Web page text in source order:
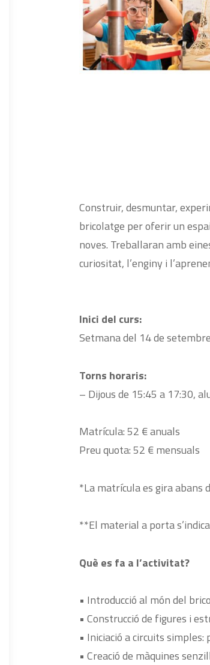
Construir, desmuntar,
bricolatge per oferir un
noves. Treballaran amb
curiositat, l’enginy i
Inici del curs:
Setmana del 14 de
Torns horaris:
– Dijous de 15:45 a 17:30,
Matrícula: 52 € anuals
Preu quota: 52 € mensuals
*La matrícula es gira abans
**El material a porta
Què es fa a l’activitat?
• Introducció al món del
• Construcció de figures i
• Iniciació a circuits
• Creació de màquines